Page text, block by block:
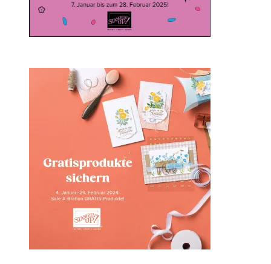
Sale-a-bration 2024 bei
Stampin‘ Up!
1. Februar 2024